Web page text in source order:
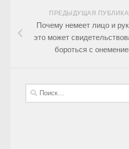
ПРЕДЫДУЩАЯ
Почему немеет лицо и
это может
бороться с